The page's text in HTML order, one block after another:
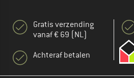
Gratis verzending
vanaf € 69 (NL)
Achteraf betalen